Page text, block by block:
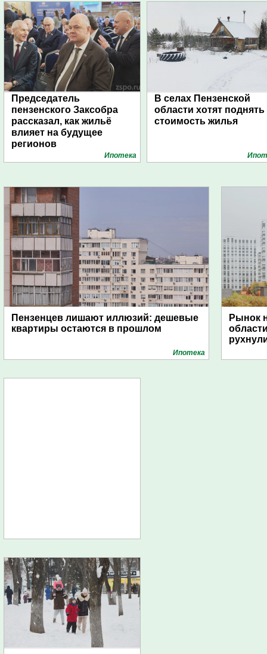
Председатель
пензенского Заксобра
рассказал, как жильё
влияет на будущее
регионов
Ипотека
В селах Пензенской
области хотят поднять
стоимость жилья
Пензенцев лишают иллюзий: дешевые
квартиры остаются в прошлом
Ипотека
Рынок